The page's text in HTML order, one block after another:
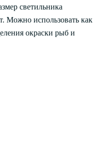
светильника
Можно использовать как
окраски рыб и